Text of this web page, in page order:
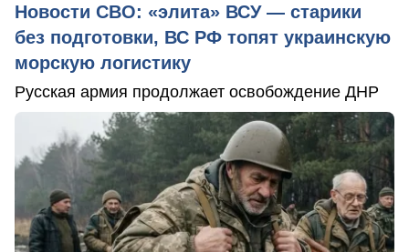
Новости СВО: «элита» ВСУ — старики
без подготовки, ВС РФ топят украинскую
морскую логистику
Русская армия продолжает освобождение ДНР